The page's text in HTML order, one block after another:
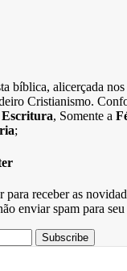
bíblica, alicerçada
Cristianismo.
Escritura, Somente a
;
para receber as
enviar spam para